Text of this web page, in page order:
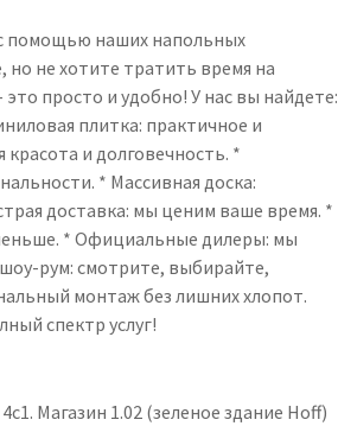
помощью наших напольных
не хотите тратить время на
просто и удобно! У нас вы найдете:
плитка: практичное и
и долговечность. *
* Массивная доска:
доставка: мы ценим ваше время. *
* Официальные дилеры: мы
рум: смотрите, выбирайте,
монтаж без лишних хлопот.
спектр услуг!
Магазин 1.02 (зеленое здание Hoff)